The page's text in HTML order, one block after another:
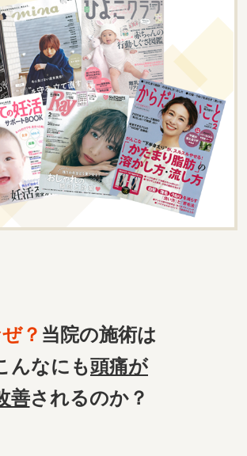
？ 当院の施術は
んなにも頭痛が
善されるのか？